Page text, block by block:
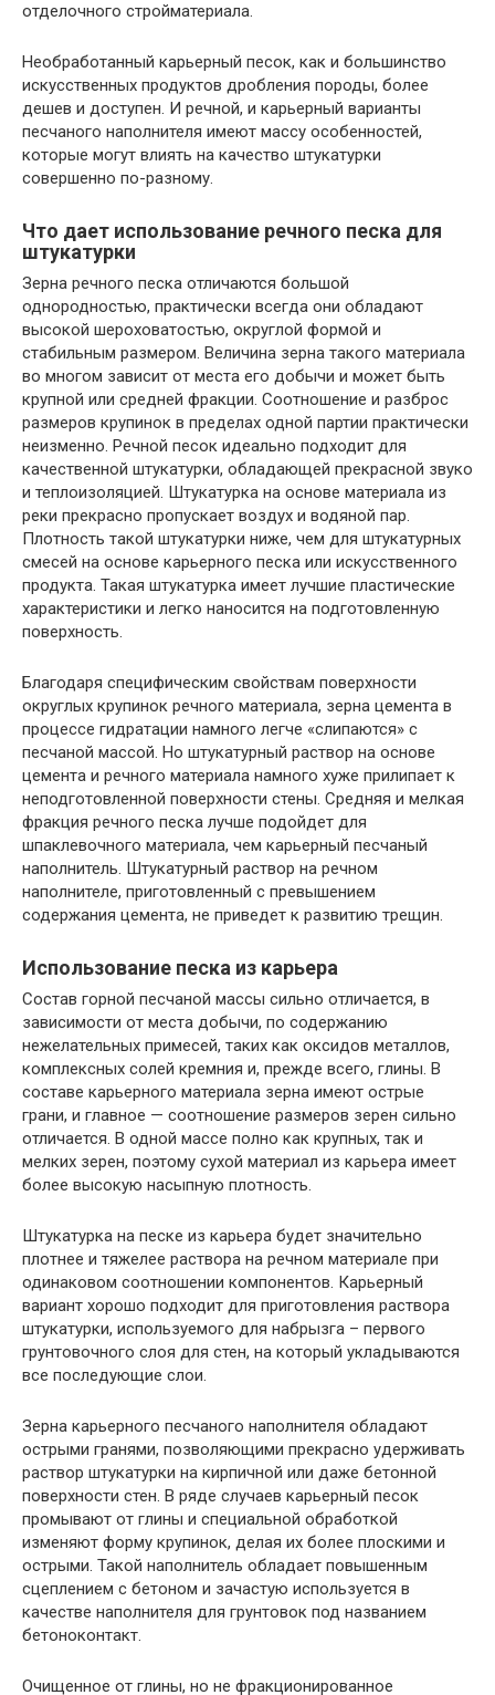
отделочного стройматериала.
Необработанный карьерный песок, как и большинство
искусственных продуктов дробления породы, более
дешев и доступен. И речной, и карьерный варианты
песчаного наполнителя имеют массу особенностей,
которые могут влиять на качество штукатурки
совершенно по-разному.
Что дает использование речного песка для
штукатурки
Зерна речного песка отличаются большой
однородностью, практически всегда они обладают
высокой шероховатостью, округлой формой и
стабильным размером. Величина зерна такого материала
во многом зависит от места его добычи и может быть
крупной или средней фракции. Соотношение и разброс
размеров крупинок в пределах одной партии практически
неизменно. Речной песок идеально подходит для
качественной штукатурки, обладающей прекрасной звуко
и теплоизоляцией. Штукатурка на основе материала из
реки прекрасно пропускает воздух и водяной пар.
Плотность такой штукатурки ниже, чем для штукатурных
смесей на основе карьерного песка или искусственного
продукта. Такая штукатурка имеет лучшие пластические
характеристики и легко наносится на подготовленную
поверхность.
Благодаря специфическим свойствам поверхности
округлых крупинок речного материала, зерна цемента в
процессе гидратации намного легче «слипаются» с
песчаной массой. Но штукатурный раствор на основе
цемента и речного материала намного хуже прилипает к
неподготовленной поверхности стены. Средняя и мелкая
фракция речного песка лучше подойдет для
шпаклевочного материала, чем карьерный песчаный
наполнитель. Штукатурный раствор на речном
наполнителе, приготовленный с превышением
содержания цемента, не приведет к развитию трещин.
Использование песка из карьера
Состав горной песчаной массы сильно отличается, в
зависимости от места добычи, по содержанию
нежелательных примесей, таких как оксидов металлов,
комплексных солей кремния и, прежде всего, глины. В
составе карьерного материала зерна имеют острые
грани, и главное — соотношение размеров зерен сильно
отличается. В одной массе полно как крупных, так и
мелких зерен, поэтому сухой материал из карьера имеет
более высокую насыпную плотность.
Штукатурка на песке из карьера будет значительно
плотнее и тяжелее раствора на речном материале при
одинаковом соотношении компонентов. Карьерный
вариант хорошо подходит для приготовления раствора
штукатурки, используемого для набрызга – первого
грунтовочного слоя для стен, на который укладываются
все последующие слои.
Зерна карьерного песчаного наполнителя обладают
острыми гранями, позволяющими прекрасно удерживать
раствор штукатурки на кирпичной или даже бетонной
поверхности стен. В ряде случаев карьерный песок
промывают от глины и специальной обработкой
изменяют форму крупинок, делая их более плоскими и
острыми. Такой наполнитель обладает повышенным
сцеплением с бетоном и зачастую используется в
качестве наполнителя для грунтовок под названием
бетоноконтакт.
Очищенное от глины, но не фракционированное